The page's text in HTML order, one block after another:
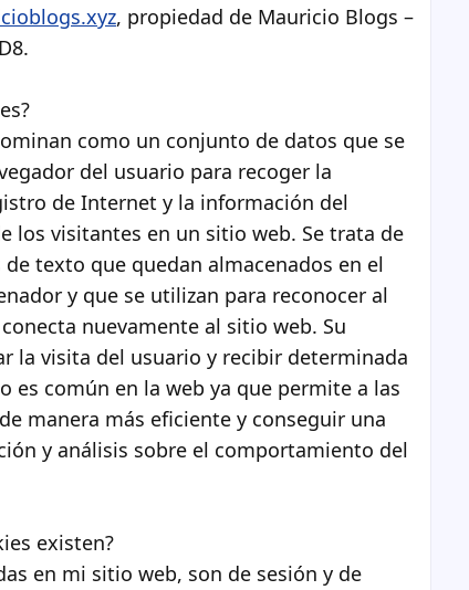
, propiedad de Mauricio Blogs –
como un conjunto de datos que se
del usuario para recoger la
de Internet y la información del
los visitantes en un sitio web. Se trata de
texto que quedan almacenados en el
y que se utilizan para reconocer al
nuevamente al sitio web. Su
la visita del usuario y recibir determinada
es común en la web ya que permite a las
manera más eficiente y conseguir una
y análisis sobre el comportamiento del
existen?
en mi sitio web, son de sesión y de